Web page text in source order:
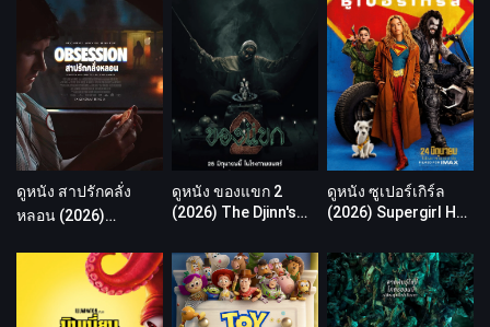
ดูหนัง สาปรักคลั่ง
หลอน (2026)
ไทย เต็มเรื่อง
ดูหนัง ของแขก 2
(2026) The Djinn's
เต็มเรื่อง
ดูหนัง ซูเปอร์เกิร์ล
(2026) Supergirl HD